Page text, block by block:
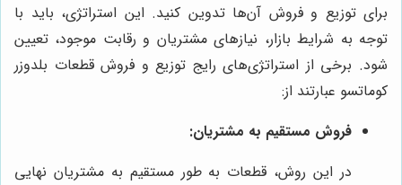
برای توزیع و فروش آن‌ها تدوین کنید. این استراتژی، باید با
توجه به شرایط بازار، نیازهای مشتریان و رقابت موجود، تعیین
شود. برخی از استراتژی‌های رایج توزیع و فروش قطعات بلدوزر
کوماتسو عبارتند از:
فروش مستقیم به مشتریان:
در این روش، قطعات به طور مستقیم به مشتریان نهایی